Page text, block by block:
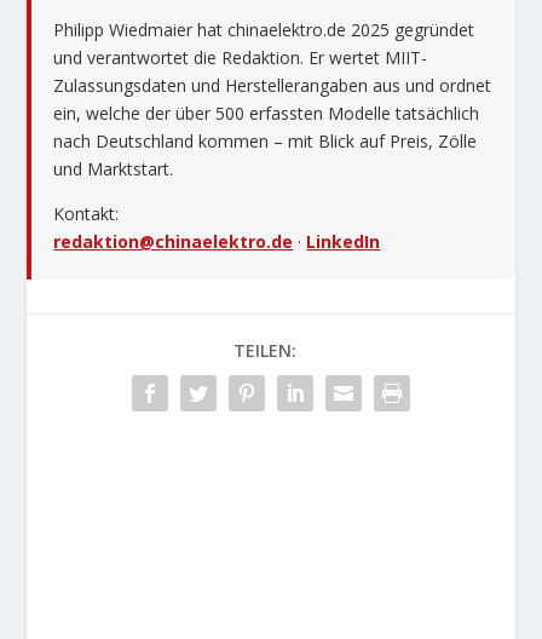
Philipp Wiedmaier hat chinaelektro.de 2025 gegründet
und verantwortet die Redaktion. Er wertet MIIT-
Zulassungsdaten und Herstellerangaben aus und ordnet
ein, welche der über 500 erfassten Modelle tatsächlich
nach Deutschland kommen – mit Blick auf Preis, Zölle
und Marktstart.
Kontakt:
redaktion@chinaelektro.de · LinkedIn
TEILEN: